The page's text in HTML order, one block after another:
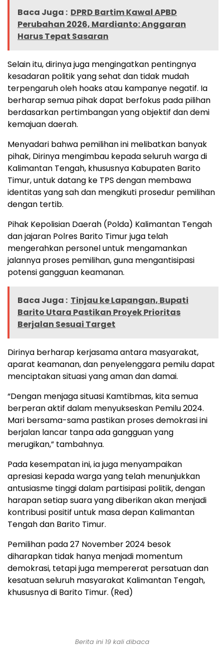
Baca Juga : DPRD Bartim Kawal APBD
Perubahan 2026, Mardianto: Anggaran
Harus Tepat Sasaran
Selain itu, dirinya juga mengingatkan pentingnya
kesadaran politik yang sehat dan tidak mudah
terpengaruh oleh hoaks atau kampanye negatif. Ia
berharap semua pihak dapat berfokus pada pilihan
berdasarkan pertimbangan yang objektif dan demi
kemajuan daerah.
Menyadari bahwa pemilihan ini melibatkan banyak
pihak, Dirinya mengimbau kepada seluruh warga di
Kalimantan Tengah, khususnya Kabupaten Barito
Timur, untuk datang ke TPS dengan membawa
identitas yang sah dan mengikuti prosedur pemilihan
dengan tertib.
Pihak Kepolisian Daerah (Polda) Kalimantan Tengah
dan jajaran Polres Barito Timur juga telah
mengerahkan personel untuk mengamankan
jalannya proses pemilihan, guna mengantisipasi
potensi gangguan keamanan.
Baca Juga : Tinjau ke Lapangan, Bupati
Barito Utara Pastikan Proyek Prioritas
Berjalan Sesuai Target
Dirinya berharap kerjasama antara masyarakat,
aparat keamanan, dan penyelenggara pemilu dapat
menciptakan situasi yang aman dan damai.
“Dengan menjaga situasi Kamtibmas, kita semua
berperan aktif dalam menyukseskan Pemilu 2024.
Mari bersama-sama pastikan proses demokrasi ini
berjalan lancar tanpa ada gangguan yang
merugikan,” tambahnya.
Pada kesempatan ini, ia juga menyampaikan
apresiasi kepada warga yang telah menunjukkan
antusiasme tinggi dalam partisipasi politik, dengan
harapan setiap suara yang diberikan akan menjadi
kontribusi positif untuk masa depan Kalimantan
Tengah dan Barito Timur.
Pemilihan pada 27 November 2024 besok
diharapkan tidak hanya menjadi momentum
demokrasi, tetapi juga mempererat persatuan dan
kesatuan seluruh masyarakat Kalimantan Tengah,
khususnya di Barito Timur. (Red)
Berita ini 19 kali dibaca